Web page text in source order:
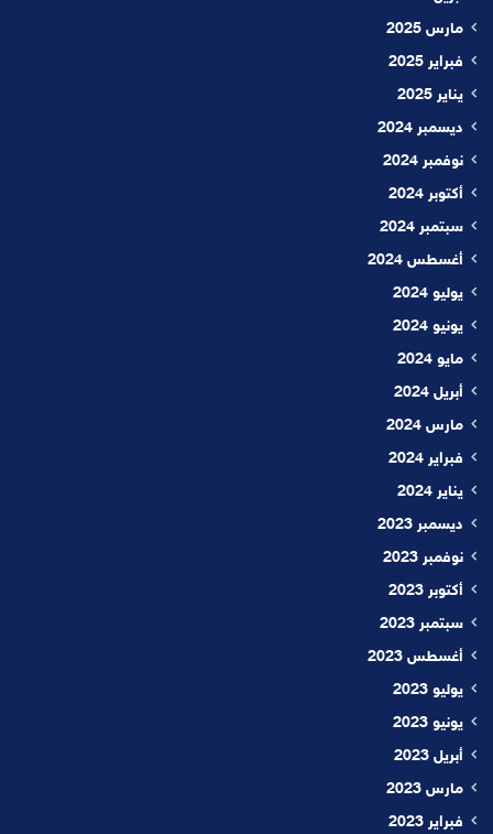
مارس 2025
فبراير 2025
يناير 2025
ديسمبر 2024
نوفمبر 2024
أكتوبر 2024
سبتمبر 2024
أغسطس 2024
يوليو 2024
يونيو 2024
مايو 2024
أبريل 2024
مارس 2024
فبراير 2024
يناير 2024
ديسمبر 2023
نوفمبر 2023
أكتوبر 2023
سبتمبر 2023
أغسطس 2023
يوليو 2023
يونيو 2023
أبريل 2023
مارس 2023
فبراير 2023